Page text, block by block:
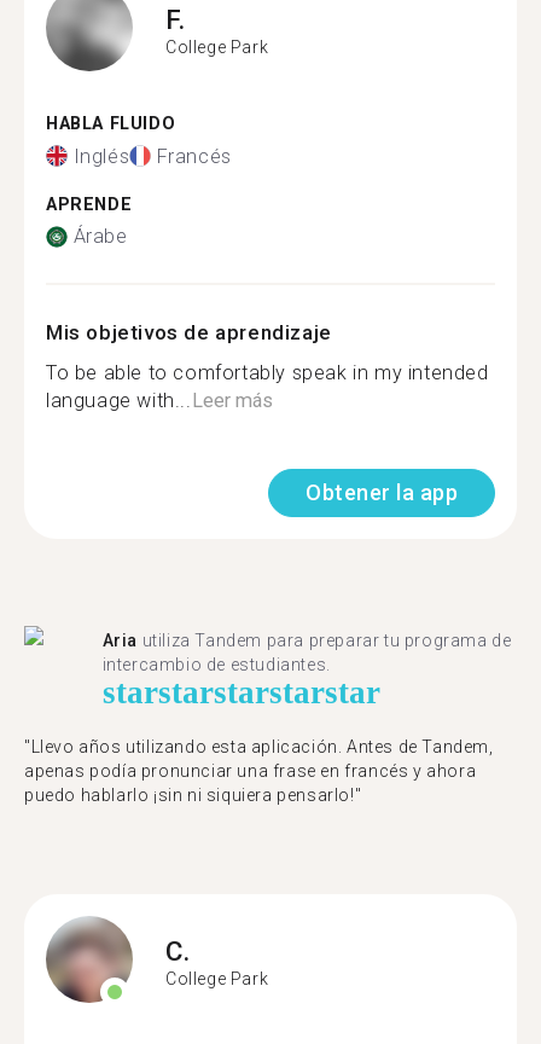
F.
College Park
HABLA FLUIDO
Inglés Francés
APRENDE
Árabe
Mis objetivos de aprendizaje
To be able to comfortably speak in my intended
language with...Leer más
Obtener la app
Aria utiliza Tandem para preparar tu programa de
intercambio de estudiantes.
starstarstarstarstar
"Llevo años utilizando esta aplicación. Antes de Tandem,
apenas podía pronunciar una frase en francés y ahora
puedo hablarlo ¡sin ni siquiera pensarlo!"
C.
College Park